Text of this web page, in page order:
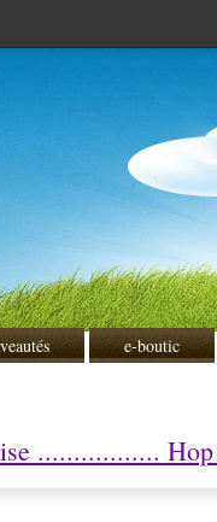
e-boutic
.................